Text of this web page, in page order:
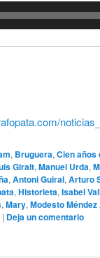
, Bruguera, Cien años
Giralt, Manuel Urda,
, Antoni Guiral, Arturo
, Historieta, Isabel
, Mary, Modesto
| Deja un comentario